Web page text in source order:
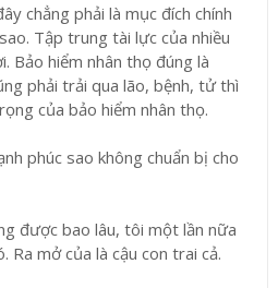
chẳng phải là mục đích chính
Tập trung tài lực của nhiều
Bảo hiểm nhân thọ đúng là
phải trải qua lão, bệnh, tử thì
của bảo hiểm nhân thọ.
phúc sao không chuẩn bị cho
được bao lâu, tôi một lần nữa
Ra mở của là cậu con trai cả.